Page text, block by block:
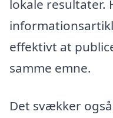
lokale
effektivt at
samme emne.
Det svækker